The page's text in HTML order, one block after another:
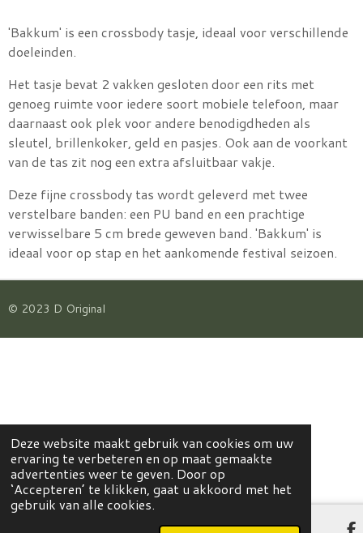
Deze website maakt gebruik van cookies om uw
ervaring te verbeteren en op maat gemaakte
advertenties weer te geven. Door op
‘Accepteren’ te klikken, gaat u akkoord met het
gebruik van alle cookies.
'Bakkum' is een crossbody tasje, ideaal voor verschillende
doeleinden.
Het tasje bevat 2 vakken gesloten door een rits met
genoeg ruimte voor iedere soort mobiele telefoon, maar
daarnaast ook plek voor andere benodigdheden als
sleutel, brillenkoker, geld en pasjes. Ook aan de voorkant
van de tas zit nog een extra afsluitbaar vakje.
Deze fijne crossbody tas wordt geleverd met twee
verstelbare banden: een PU band en een prachtige
verwisselbare 5 cm brede geweven band. 'Bakkum' is
ideaal voor op stap en het aankomende festival seizoen.
© 2023 D Original